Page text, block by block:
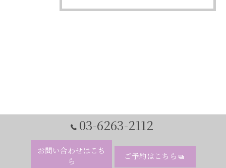
03-6263-2112
お問い合わせはこち
ら
ご予約はこちら